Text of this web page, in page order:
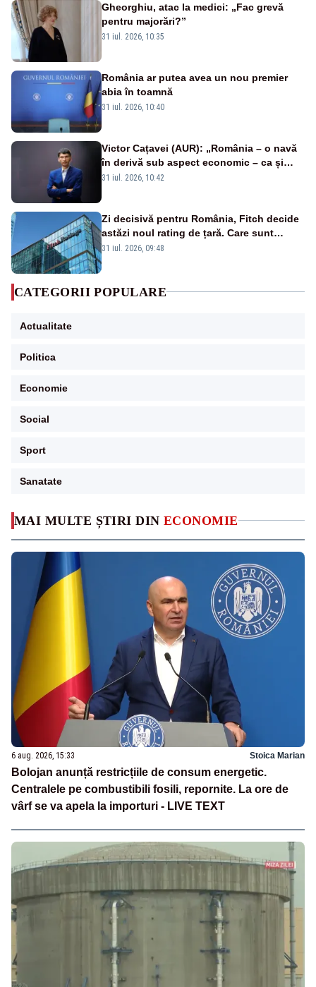
MAI MULTE ȘTIRI DIN ECONOMIE
6 aug. 2026, 15:33 Stoica Marian
Bolojan anunță restricțiile de consum energetic.
Centralele pe combustibili fosili, repornite. La ore de
vârf se va apela la importuri - LIVE TEXT
Gheorghiu, atac la medici: „Fac grevă
pentru majorări?”
31 iul. 2026, 10:35
România ar putea avea un nou premier
abia în toamnă
31 iul. 2026, 10:40
Victor Cațavei (AUR): „România – o navă
în derivă sub aspect economic – ca și
rezultat al guvernărilor din ultimii 36 de
31 iul. 2026, 10:42
Zi decisivă pentru România, Fitch decide
astăzi noul rating de țară. Care sunt
efectele retrogradării la categoria „junk”
31 iul. 2026, 09:48
CATEGORII POPULARE
Actualitate
Politica
Economie
Social
Sport
Sanatate